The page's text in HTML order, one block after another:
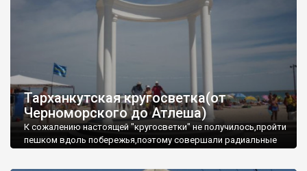
Тарханкутская кругосветка(от
Черноморского до Атлеша)
К сожалению настоящей "кругосветки" не получилось,пройти
пешком вдоль побережья,поэтому совершали радиальные